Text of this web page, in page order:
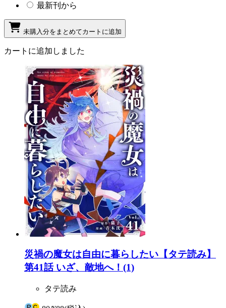
最新刊から
未購入分をまとめてカートに追加
カートに追加しました
災禍の魔女は自由に暮らしたい【タテ読み】
第41話 いざ、敵地へ！(1)
タテ読み